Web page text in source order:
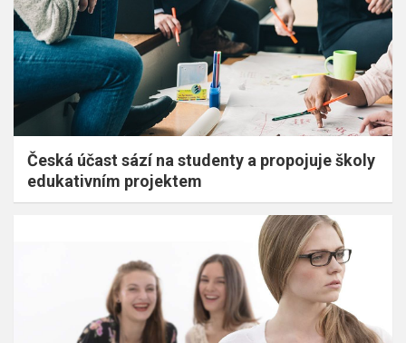
Česká účast sází na studenty a propojuje školy
edukativním projektem